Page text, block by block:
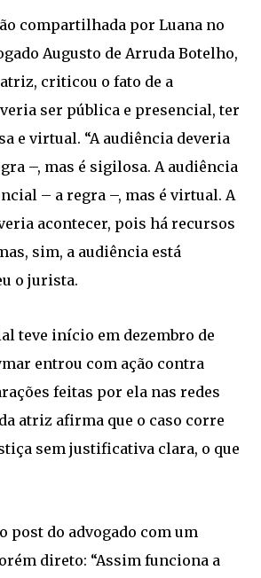
compartilhada por Luana no
Augusto de Arruda Botelho,
criticou o fato de a
ser pública e presencial, ter
e virtual. “A audiência deveria
–, mas é sigilosa. A audiência
– a regra –, mas é virtual. A
acontecer, pois há recursos
sim, a audiência está
o jurista.
teve início em dezembro de
entrou com ação contra
feitas por ela nas redes
atriz afirma que o caso corre
sem justificativa clara, o que
post do advogado com um
direto: “Assim funciona a